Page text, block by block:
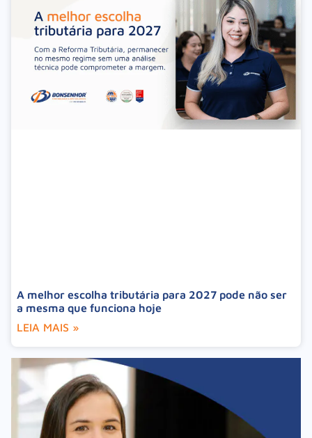
A melhor escolha tributária para 2027 pode não ser
a mesma que funciona hoje
LEIA MAIS »